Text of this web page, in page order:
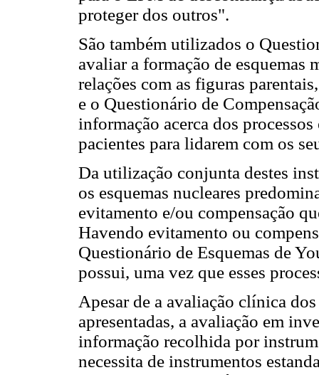
proteger dos outros".
São também utilizados o
avaliar a formação de esquemas
relações com as figuras
e o Questionário de
informação acerca dos
pacientes para lidarem com os
Da utilização conjunta destes
os esquemas nucleares
evitamento e/ou compensação
Havendo evitamento ou
Questionário de Esquemas de
possui, uma vez que esses
Apesar de a avaliação clínica
apresentadas, a avaliação em
informação recolhida por
necessita de instrumentos